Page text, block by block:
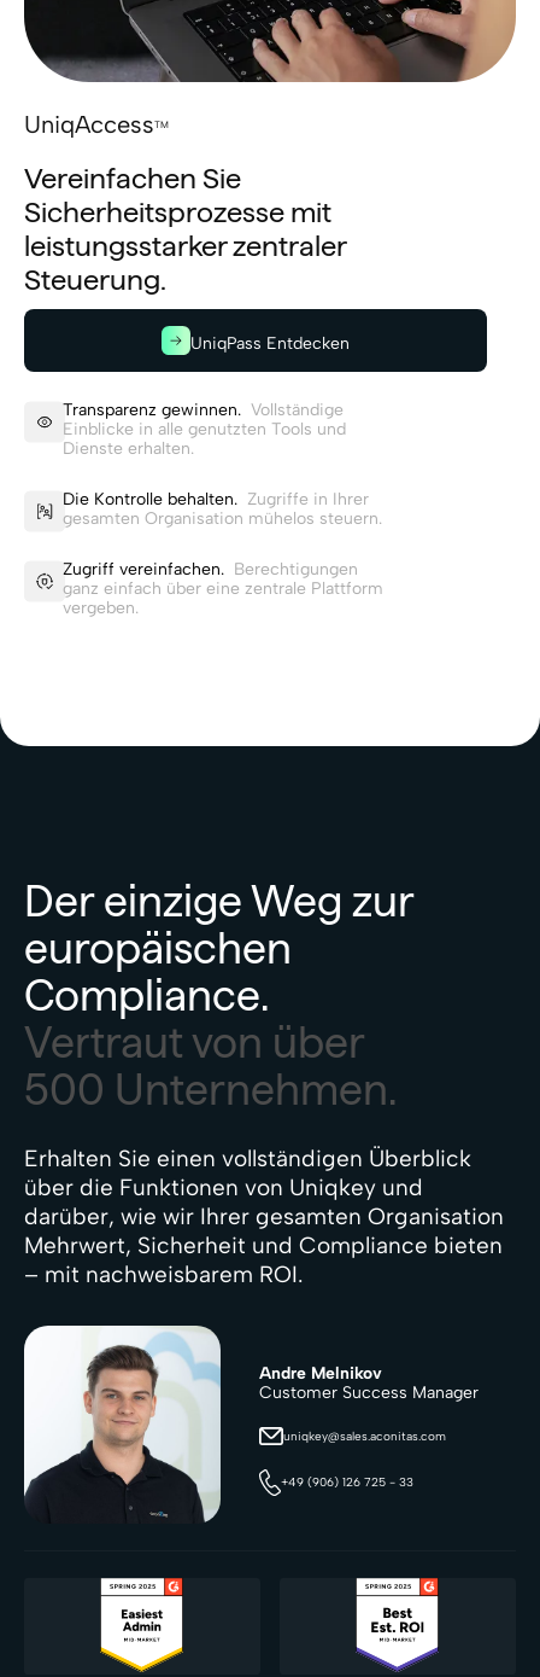
UniqAccessTM
Vereinfachen Sie
Sicherheitsprozesse mit
leistungsstarker zentraler
Steuerung.
UniqPass Entdecken
Transparenz gewinnen. Vollständige
Einblicke in alle genutzten Tools und
Dienste erhalten.
Die Kontrolle behalten. Zugriffe in Ihrer
gesamten Organisation mühelos steuern.
Zugriff vereinfachen. Berechtigungen
ganz einfach über eine zentrale Plattform
vergeben.
Der einzige Weg zur
europäischen
Compliance.
Vertraut von über
500 Unternehmen.
Erhalten Sie einen vollständigen Überblick
über die Funktionen von Uniqkey und
darüber, wie wir Ihrer gesamten Organisation
Mehrwert, Sicherheit und Compliance bieten
– mit nachweisbarem ROI.
Andre Melnikov
Customer Success Manager
uniqkey@sales.aconitas.com
+49 (906) 126 725 - 33